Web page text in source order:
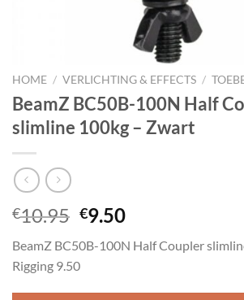
HOME / VERLICHTING & EFFECTS /
BeamZ BC50B-100N Half
slimline 100kg – Zwart
€10.95 Oorspronkelijke
was:
€10.95.
€9.50Huidige
is:
BeamZ BC50B-100N Half Coupler
Rigging 9.50